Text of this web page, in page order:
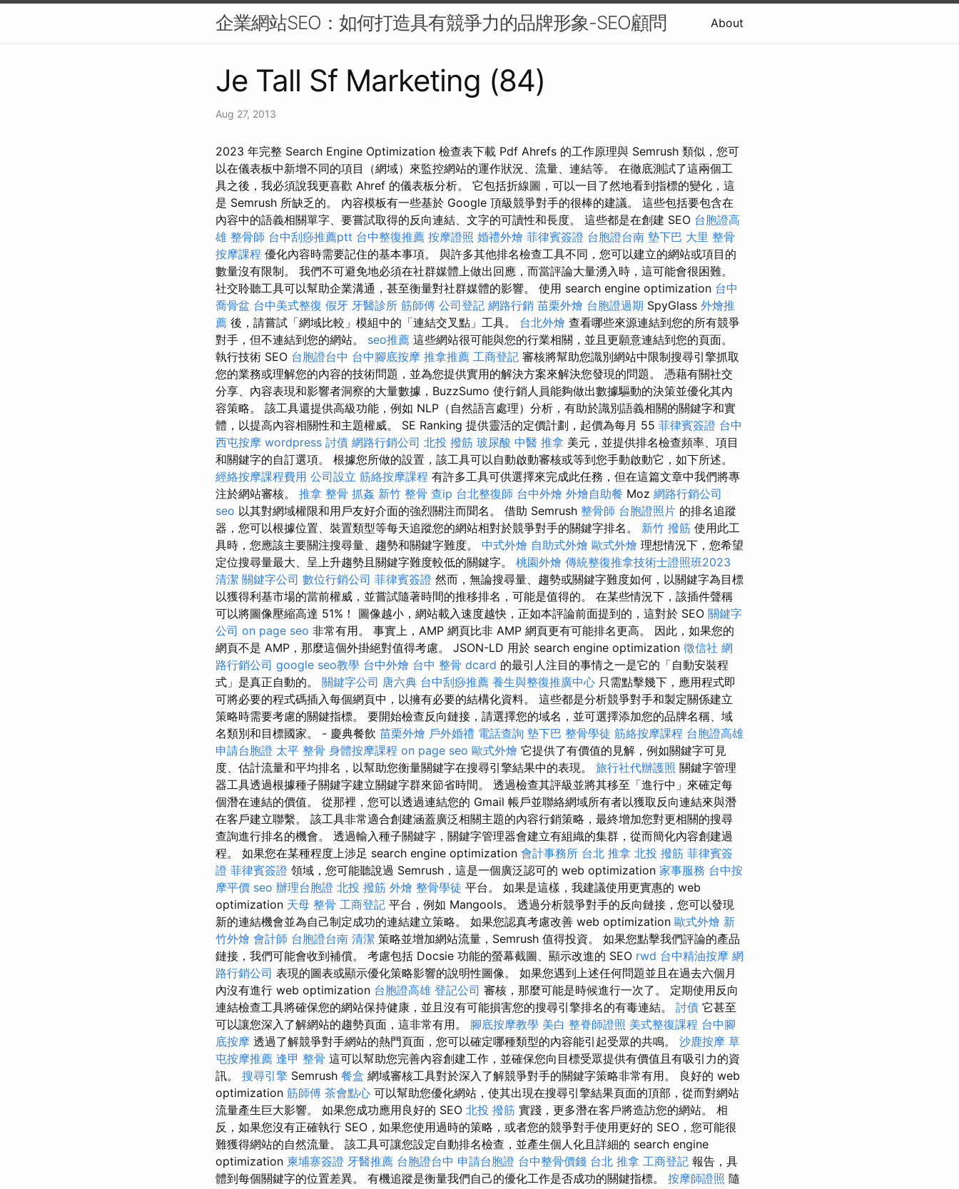
企業網站SEO：如何打造具有競爭力的品牌形象-SEO顧問 About
Je Tall Sf Marketing (84)
Aug 27, 2013
2023 年完整 Search Engine Optimization 檢查表下載 Pdf Ahrefs 的工作原理與 Semrush 類似，您可
以在儀表板中新增不同的項目（網域）來監控網站的運作狀況、流量、連結等。 在徹底測試了這兩個工
具之後，我必須說我更喜歡 Ahref 的儀表板分析。 它包括折線圖，可以一目了然地看到指標的變化，這
是 Semrush 所缺乏的。 內容模板有一些基於 Google 頂級競爭對手的很棒的建議。 這些包括要包含在
內容中的語義相關單字、要嘗試取得的反向連結、文字的可讀性和長度。 這些都是在創建 SEO 台胞證高
雄 整骨師 台中刮痧推薦ptt 台中整復推薦 按摩證照 婚禮外燴 菲律賓簽證 台胞證台南 墊下巴 大里 整骨
按摩課程 優化內容時需要記住的基本事項。 與許多其他排名檢查工具不同，您可以建立的網站或項目的
數量沒有限制。 我們不可避免地必須在社群媒體上做出回應，而當評論大量湧入時，這可能會很困難。
社交聆聽工具可以幫助企業溝通，甚至衡量對社群媒體的影響。 使用 search engine optimization 台中
喬骨盆 台中美式整復 假牙 牙醫診所 筋師傅 公司登記 網路行銷 苗栗外燴 台胞證過期 SpyGlass 外燴推
薦 後，請嘗試「網域比較」模組中的「連結交叉點」工具。 台北外燴 查看哪些來源連結到您的所有競爭
對手，但不連結到您的網站。 seo推薦 這些網站很可能與您的行業相關，並且更願意連結到您的頁面。
執行技術 SEO 台胞證台中 台中腳底按摩 推拿推薦 工商登記 審核將幫助您識別網站中限制搜尋引擎抓取
您的業務或理解您的內容的技術問題，並為您提供實用的解決方案來解決您發現的問題。 憑藉有關社交
分享、內容表現和影響者洞察的大量數據，BuzzSumo 使行銷人員能夠做出數據驅動的決策並優化其內
容策略。 該工具還提供高級功能，例如 NLP（自然語言處理）分析，有助於識別語義相關的關鍵字和實
體，以提高內容相關性和主題權威。 SE Ranking 提供靈活的定價計劃，起價為每月 55 菲律賓簽證 台中
西屯按摩 wordpress 討債 網路行銷公司 北投 撥筋 玻尿酸 中醫 推拿 美元，並提供排名檢查頻率、項目
和關鍵字的自訂選項。 根據您所做的設置，該工具可以自動啟動審核或等到您手動啟動它，如下所述。
經絡按摩課程費用 公司設立 筋絡按摩課程 有許多工具可供選擇來完成此任務，但在這篇文章中我們將專
注於網站審核。 推拿 整骨 抓姦 新竹 整骨 查ip 台北整復師 台中外燴 外燴自助餐 Moz 網路行銷公司
seo 以其對網域權限和用戶友好介面的強烈關注而聞名。 借助 Semrush 整骨師 台胞證照片 的排名追蹤
器，您可以根據位置、裝置類型等每天追蹤您的網站相對於競爭對手的關鍵字排名。 新竹 撥筋 使用此工
具時，您應該主要關注搜尋量、趨勢和關鍵字難度。 中式外燴 自助式外燴 歐式外燴 理想情況下，您希望
定位搜尋量最大、呈上升趨勢且關鍵字難度較低的關鍵字。 桃園外燴 傳統整復推拿技術士證照班2023
清潔 關鍵字公司 數位行銷公司 菲律賓簽證 然而，無論搜尋量、趨勢或關鍵字難度如何，以關鍵字為目標
以獲得利基市場的當前權威，並嘗試隨著時間的推移排名，可能是值得的。 在某些情況下，該插件聲稱
可以將圖像壓縮高達 51%！ 圖像越小，網站載入速度越快，正如本評論前面提到的，這對於 SEO 關鍵字
公司 on page seo 非常有用。 事實上，AMP 網頁比非 AMP 網頁更有可能排名更高。 因此，如果您的
網頁不是 AMP，那麼這個外掛絕對值得考慮。 JSON-LD 用於 search engine optimization 徵信社 網
路行銷公司 google seo教學 台中外燴 台中 整骨 dcard 的最引人注目的事情之一是它的「自動安裝程
式」是真正自動的。 關鍵字公司 唐六典 台中刮痧推薦 養生與整復推廣中心 只需點擊幾下，應用程式即
可將必要的程式碼插入每個網頁中，以擁有必要的結構化資料。 這些都是分析競爭對手和製定關係建立
策略時需要考慮的關鍵指標。 要開始檢查反向鏈接，請選擇您的域名，並可選擇添加您的品牌名稱、域
名類別和目標國家。 - 慶典餐飲 苗栗外燴 戶外婚禮 電話查詢 墊下巴 整骨學徒 筋絡按摩課程 台胞證高雄
申請台胞證 太平 整骨 身體按摩課程 on page seo 歐式外燴 它提供了有價值的見解，例如關鍵字可見
度、估計流量和平均排名，以幫助您衡量關鍵字在搜尋引擎結果中的表現。 旅行社代辦護照 關鍵字管理
器工具透過根據種子關鍵字建立關鍵字群來節省時間。 透過檢查其評級並將其移至「進行中」來確定每
個潛在連結的價值。 從那裡，您可以透過連結您的 Gmail 帳戶並聯絡網域所有者以獲取反向連結來與潛
在客戶建立聯繫。 該工具非常適合創建涵蓋廣泛相關主題的內容行銷策略，最終增加您對更相關的搜尋
查詢進行排名的機會。 透過輸入種子關鍵字，關鍵字管理器會建立有組織的集群，從而簡化內容創建過
程。 如果您在某種程度上涉足 search engine optimization 會計事務所 台北 推拿 北投 撥筋 菲律賓簽
證 菲律賓簽證 領域，您可能聽說過 Semrush，這是一個廣泛認可的 web optimization 家事服務 台中按
摩平價 seo 辦理台胞證 北投 撥筋 外燴 整骨學徒 平台。 如果是這樣，我建議使用更實惠的 web
optimization 天母 整骨 工商登記 平台，例如 Mangools。 透過分析競爭對手的反向鏈接，您可以發現
新的連結機會並為自己制定成功的連結建立策略。 如果您認真考慮改善 web optimization 歐式外燴 新
竹外燴 會計師 台胞證台南 清潔 策略並增加網站流量，Semrush 值得投資。 如果您點擊我們評論的產品
鏈接，我們可能會收到補償。 考慮包括 Docsie 功能的螢幕截圖、顯示改進的 SEO rwd 台中精油按摩 網
路行銷公司 表現的圖表或顯示優化策略影響的說明性圖像。 如果您遇到上述任何問題並且在過去六個月
內沒有進行 web optimization 台胞證高雄 登記公司 審核，那麼可能是時候進行一次了。 定期使用反向
連結檢查工具將確保您的網站保持健康，並且沒有可能損害您的搜尋引擎排名的有毒連結。 討債 它甚至
可以讓您深入了解網站的趨勢頁面，這非常有用。 腳底按摩教學 美白 整脊師證照 美式整復課程 台中腳
底按摩 透過了解競爭對手網站的熱門頁面，您可以確定哪種類型的內容能引起受眾的共鳴。 沙鹿按摩 草
屯按摩推薦 逢甲 整骨 這可以幫助您完善內容創建工作，並確保您向目標受眾提供有價值且有吸引力的資
訊。 搜尋引擎 Semrush 餐盒 網域審核工具對於深入了解競爭對手的關鍵字策略非常有用。 良好的 web
optimization 筋師傅 茶會點心 可以幫助您優化網站，使其出現在搜尋引擎結果頁面的頂部，從而對網站
流量產生巨大影響。 如果您成功應用良好的 SEO 北投 撥筋 實踐，更多潛在客戶將造訪您的網站。 相
反，如果您沒有正確執行 SEO，如果您使用過時的策略，或者您的競爭對手使用更好的 SEO，您可能很
難獲得網站的自然流量。 該工具可讓您設定自動排名檢查，並產生個人化且詳細的 search engine
optimization 柬埔寨簽證 牙醫推薦 台胞證台中 申請台胞證 台中整骨價錢 台北 推拿 工商登記 報告，具
體到每個關鍵字的位置差異。 有機追蹤是衡量我們自己的優化工作是否成功的關鍵指標。 按摩師證照 隨